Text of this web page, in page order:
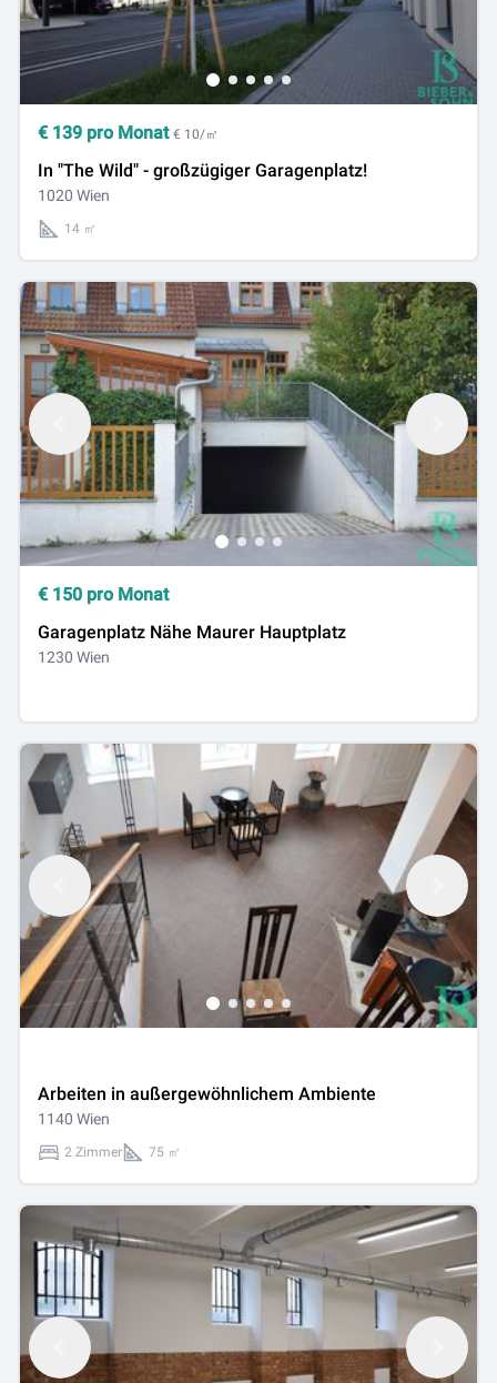
€ 139 pro Monat € 10/㎡
In "The Wild" - großzügiger Garagenplatz!
1020 Wien
14 ㎡
€ 150 pro Monat
Garagenplatz Nähe Maurer Hauptplatz
1230 Wien
Arbeiten in außergewöhnlichem Ambiente
1140 Wien
2 Zimmer 75 ㎡